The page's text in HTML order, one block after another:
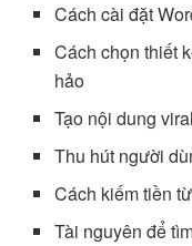
Cách cài đặt
Cách chọn thiết
hảo
Tạo nội dung
Thu hút người
Cách kiếm tiền
Tài nguyên để